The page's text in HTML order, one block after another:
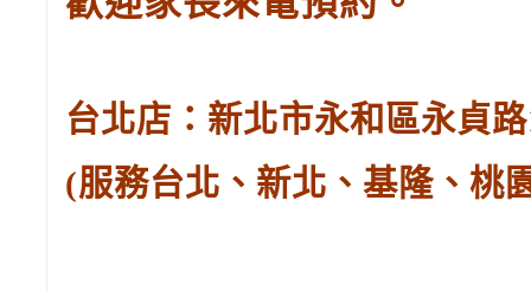
台北店：新北市永和區永貞
(服務台北、新北、基隆、桃